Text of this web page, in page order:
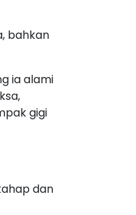
bahkan
ia alami
gigi
dan